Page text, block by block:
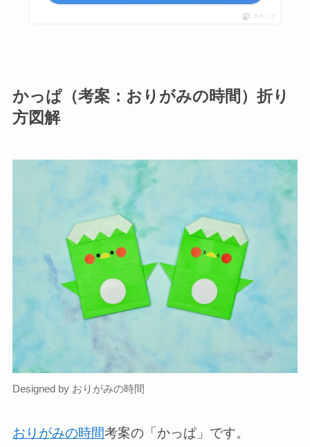
ポチップ
かっぱ（考案：おりがみの時間）折り
方図解
Designed by おりがみの時間
おりがみの時間考案の「かっぱ」です。